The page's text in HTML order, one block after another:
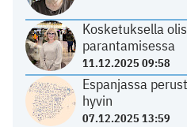
Kosketuksella
parantamisessa
11.12.2025 09:58
Espanjassa
hyvin
07.12.2025 13:59